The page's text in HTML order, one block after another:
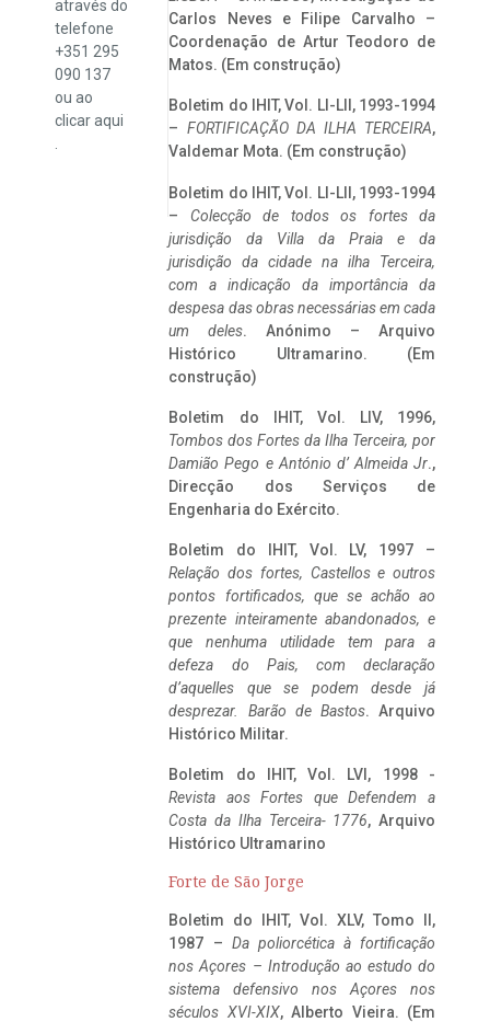
através do
telefone
+351 295
090 137
ou ao
clicaraqui
Carlos Neves e Filipe Carvalho –
Coordenação de Artur Teodoro de
Matos. (Em construção)
Boletim do IHIT, Vol. LI-LII, 1993-1994
– FORTIFICAÇÃO DA ILHA TERCEIRA,
Valdemar Mota. (Em construção)
Boletim do IHIT, Vol. LI-LII, 1993-1994
– Colecção de todos os fortes da
jurisdição da Villa da Praia e da
jurisdição da cidade na ilha Terceira,
com a indicação da importância da
despesa das obras necessárias em cada
um deles. Anónimo – Arquivo
Histórico Ultramarino. (Em
construção)
Boletim do IHIT, Vol. LIV, 1996,
Tombos dos Fortes da Ilha Terceira, por
Damião Pego e António d’ Almeida Jr.,
Direcção dos Serviços de
Engenharia do Exército.
Boletim do IHIT, Vol. LV, 1997 –
Relação dos fortes, Castellos e outros
pontos fortificados, que se achão ao
prezente inteiramente abandonados, e
que nenhuma utilidade tem para a
defeza do Pais, com declaração
d’aquelles que se podem desde já
desprezar. Barão de Bastos. Arquivo
Histórico Militar.
Boletim do IHIT, Vol. LVI, 1998 -
Revista aos Fortes que Defendem a
Costa da Ilha Terceira- 1776, Arquivo
Histórico Ultramarino
Forte de São Jorge
Boletim do IHIT, Vol. XLV, Tomo II,
1987 – Da poliorcética à fortificação
nos Açores – Introdução ao estudo do
sistema defensivo nos Açores nos
séculos XVI-XIX, Alberto Vieira. (Em